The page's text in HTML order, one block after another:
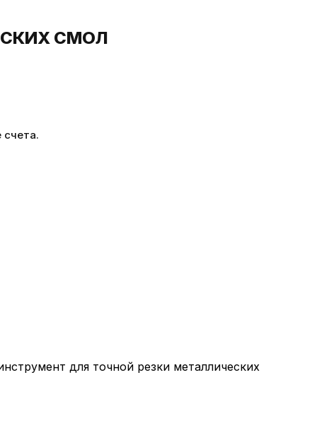
СМОЛ
счета.
для точной резки металлических